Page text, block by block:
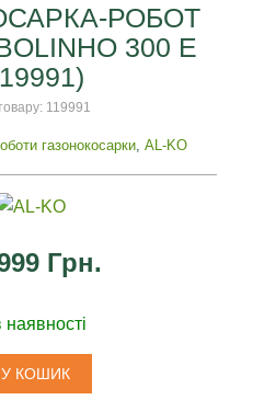
РОБОТ
300 E
119991
газонокосарки AL-KO
Грн.
У КОШИК